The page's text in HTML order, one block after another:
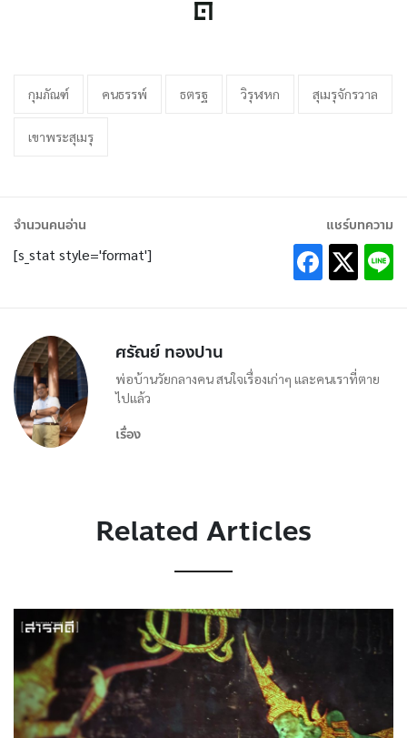
กุมภัณฑ์ คนธรรพ์ ธตรฐ วิรุฬหก สุเมรุจักรวาล
เขาพระสุเมรุ
จำนวนคนอ่าน
[s_stat style='format']
แชร์บทความ
ศรัณย์ ทองปาน
พ่อบ้านวัยกลางคน สนใจเรื่องเก่าๆ และคนเราที่ตาย
ไปแล้ว
เรื่อง
Related Articles